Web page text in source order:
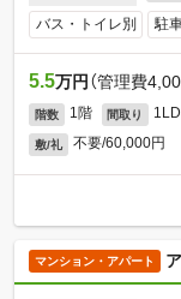
バス・トイレ別 駐
5.5万円 （管理費
階数 1階 間取り
敷/礼 不要/60,000円
マンション・アパート